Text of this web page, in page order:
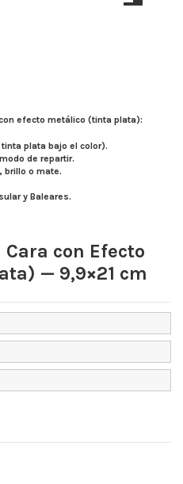
efecto metálico (tinta plata):
plata bajo el color).
de repartir.
brillo o mate.
y Baleares.
con Efecto
— 9,9×21 cm